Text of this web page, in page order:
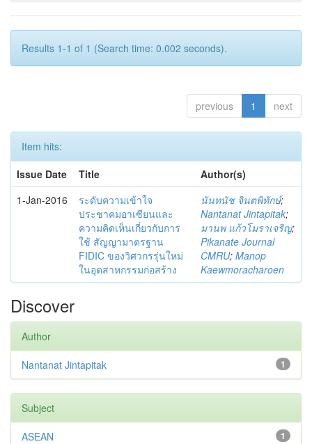
Results 1-1 of 1 (Search time: 0.002 seconds).
previous 1 next
Item hits:
Issue Date
Title
Author(s)
1-Jan-2016
ระดับความเข้าใจ
ประชาคมอาเซียนและ
ความคิดเห็นเกี่ยวกับการ
ใช้ สัญญามาตรฐาน
FIDIC ของวิศวกรรุ่นใหม่
ในอุตสาหกรรมก่อสร้าง
นันทนัช จินตพิทักษ์;
Nantanat Jintapitak;
มานพ แก้วโมราเจริญ;
Pikanate Journal
CMRU; Manop
Kaewmoracharoen
Discover
Author
1
Nantanat Jintapitak
Subject
1
ASEAN